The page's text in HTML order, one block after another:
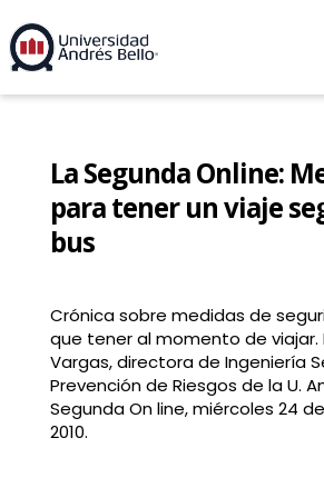
La Segunda Online:
para tener un viaje
bus
Crónica sobre medidas de
que tener al momento de viajar.
Vargas, directora de Ingeniería
Prevención de Riesgos de la U.
Segunda On line, miércoles 24
2010.